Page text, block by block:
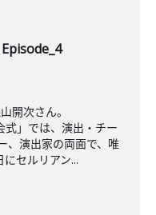
開次さん。
式」では、演出・チー
、演出家の両面で、唯
セルリアン...